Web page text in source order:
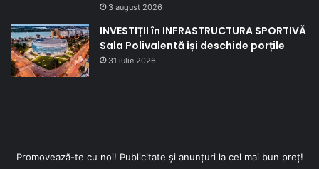
3 august 2026
INVESTIȚII în INFRASTRUCTURA SPORTIVĂ
Sala Polivalentă își deschide porțile
31 iulie 2026
Promovează-te cu noi! Publicitate și anunțuri la cel mai bun preț!